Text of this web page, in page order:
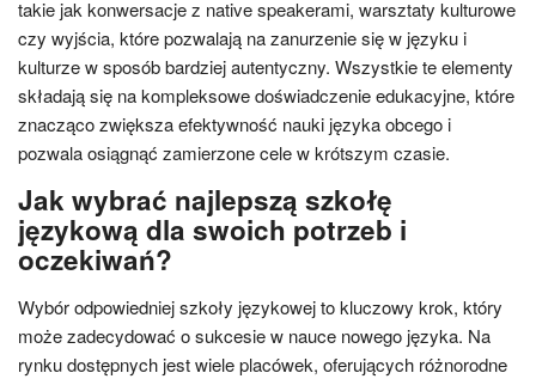
takie jak konwersacje z native speakerami, warsztaty kulturowe
czy wyjścia, które pozwalają na zanurzenie się w języku i
kulturze w sposób bardziej autentyczny. Wszystkie te elementy
składają się na kompleksowe doświadczenie edukacyjne, które
znacząco zwiększa efektywność nauki języka obcego i
pozwala osiągnąć zamierzone cele w krótszym czasie.
Jak wybrać najlepszą szkołę
językową dla swoich potrzeb i
oczekiwań?
Wybór odpowiedniej szkoły językowej to kluczowy krok, który
może zadecydować o sukcesie w nauce nowego języka. Na
rynku dostępnych jest wiele placówek, oferujących różnorodne